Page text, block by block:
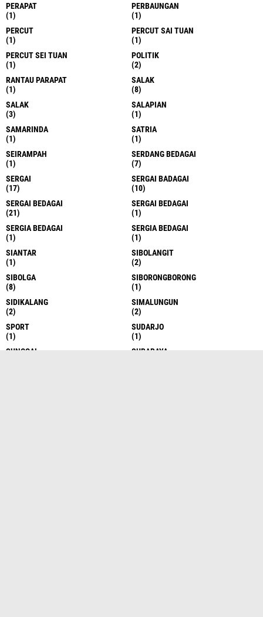
PERAPAT
(1)
PERBAUNGAN
(1)
PERCUT
(1)
PERCUT SAI TUAN
(1)
PERCUT SEI TUAN
(1)
POLITIK
(2)
RANTAU PARAPAT
(1)
SALAK
(8)
SALAK
(3)
SALAPIAN
(1)
SAMARINDA
(1)
SATRIA
(1)
SEIRAMPAH
(1)
SERDANG BEDAGAI
(7)
SERGAI
(17)
SERGAI BADAGAI
(10)
SERGAI BEDAGAI
(21)
SERGAI BEDAGAI
(1)
SERGIA BEDAGAI
(1)
SERGIA BEDAGAI
(1)
SIANTAR
(1)
SIBOLANGIT
(2)
SIBOLGA
(8)
SIBORONGBORONG
(1)
SIDIKALANG
(2)
SIMALUNGUN
(2)
SPORT
(1)
SUDARJO
(1)
SUNGGAL
SURABAYA